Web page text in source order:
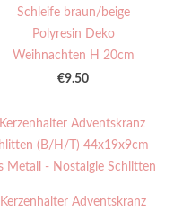
Schleife braun/beige
Polyresin Deko
Weihnachten H 20cm
€9.50
Kerzenhalter Adventskranz